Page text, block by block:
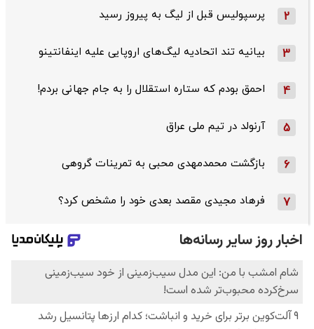
2 پرسپولیس قبل از لیگ به پیروز رسید
3 بیانیه تند اتحادیه لیگ‌های اروپایی علیه اینفانتینو
4 احمق بودم که ستاره استقلال را به جام جهانی بردم!
5 آرنولد در تیم ملی عراق
6 بازگشت محمدمهدی محبی به تمرینات گروهی
7 فرهاد مجیدی مقصد بعدی خود را مشخص کرد؟